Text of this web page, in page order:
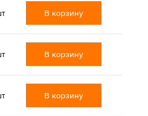
В корзину
В корзину
В корзину